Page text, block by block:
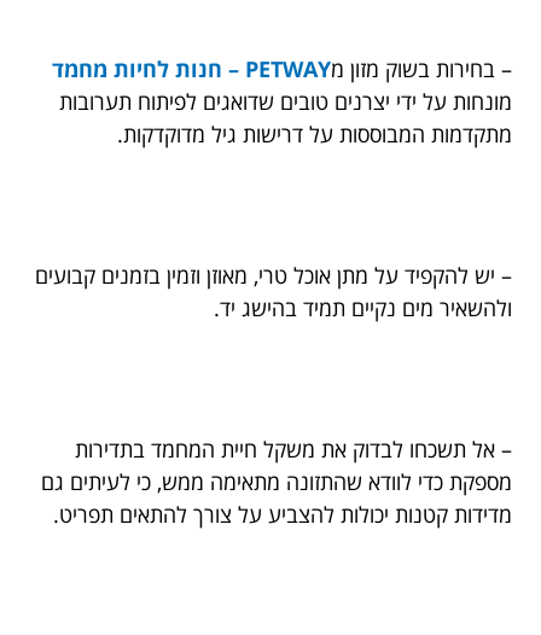
– בחירות בשוק מזון מPETWAY – חנות לחיות מחמד
מונחות על ידי יצרנים טובים שדואגים לפיתוח תערובות
מתקדמות המבוססות על דרישות גיל מדוקדקות.
– יש להקפיד על מתן אוכל טרי, מאוזן וזמין בזמנים קבועים
ולהשאיר מים נקיים תמיד בהישג יד.
– אל תשכחו לבדוק את משקל חיית המחמד בתדירות
מספקת כדי לוודא שהתזונה מתאימה ממש, כי לעיתים גם
מדידות קטנות יכולות להצביע על צורך להתאים תפריט.